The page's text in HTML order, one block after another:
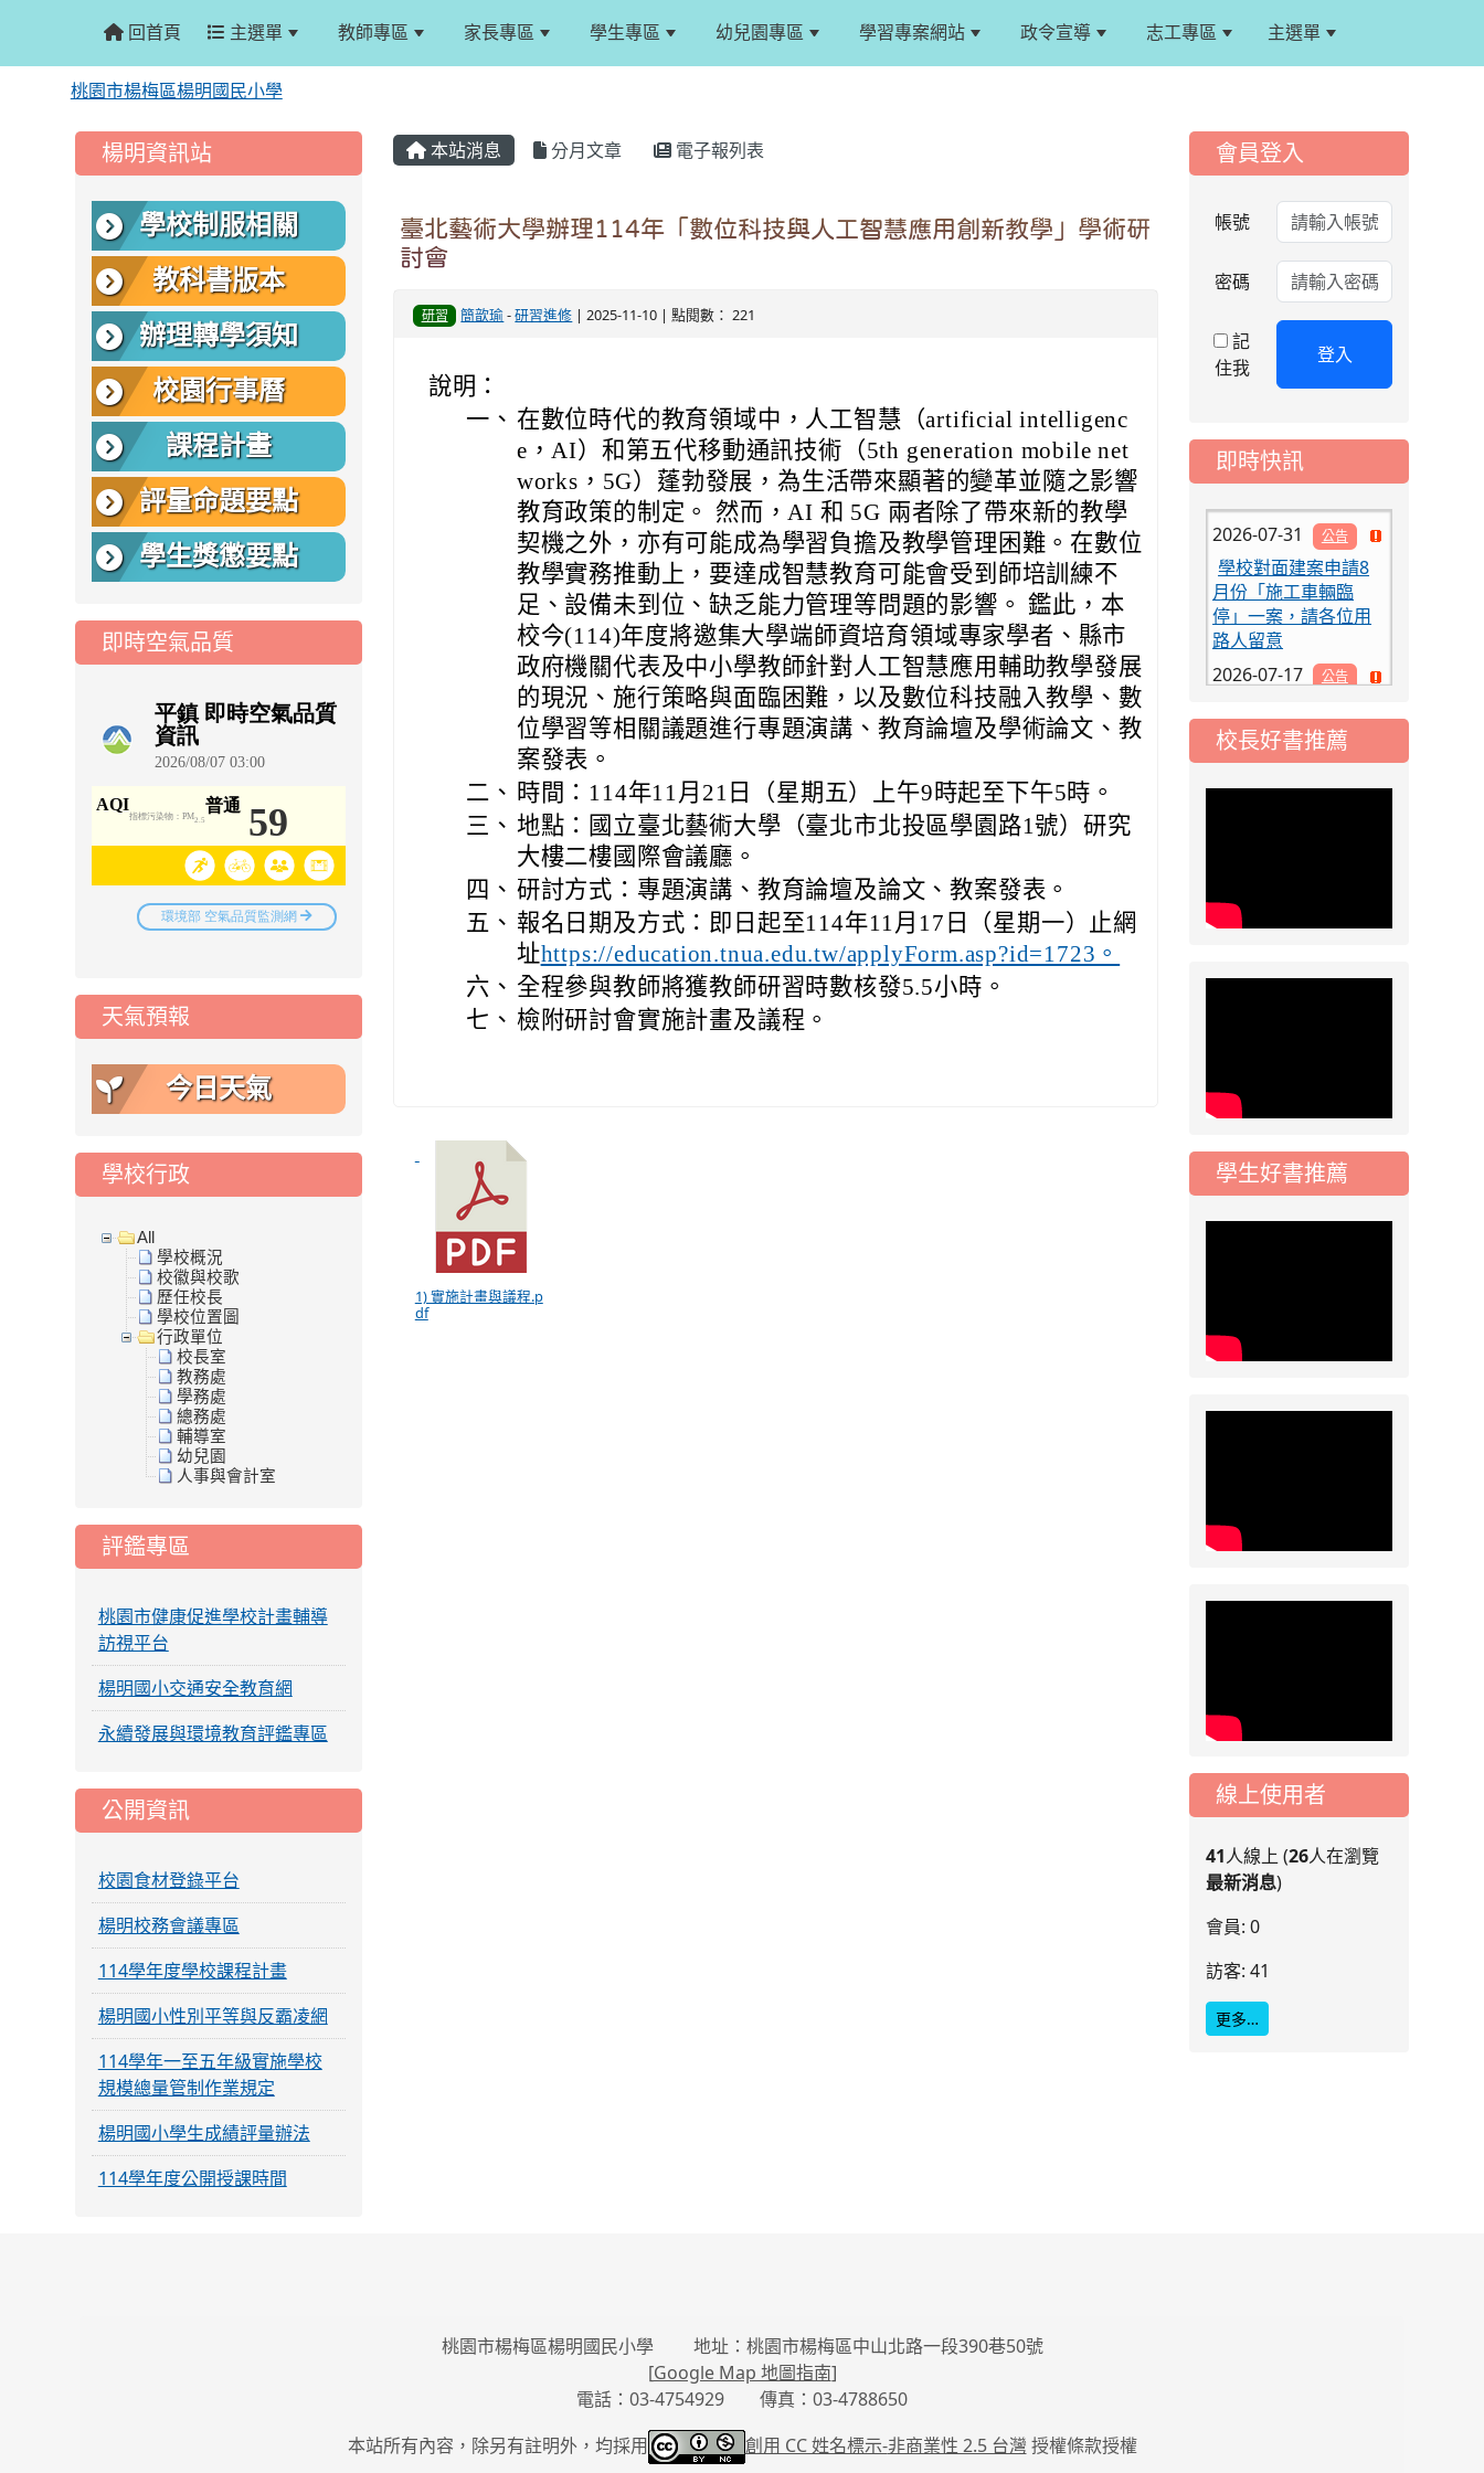
回首頁 主選單 教師專區 家長專區 學生專區 幼兒園專區 學習專案網站 政令宣導 志工專區 主選單
桃園市楊梅區楊明國民小學
本站消息 分月文章 電子報列表
臺北藝術大學辦理114年「數位科技與人工智慧應用創新教學」學術研
討會
研習 簡歆瑜-研習進修 | 2025-11-10 | 點閱數： 221
說明：
一、 在數位時代的教育領域中，人工智慧（artificial intelligenc
e，AI）和第五代移動通訊技術（5th generation mobile net
works，5G）蓬勃發展，為生活帶來顯著的變革並隨之影響
教育政策的制定。 然而，AI 和 5G 兩者除了帶來新的教學
契機之外，亦有可能成為學習負擔及教學管理困難。在數位
教學實務推動上，要達成智慧教育可能會受到師培訓練不
足、設備未到位、缺乏能力管理等問題的影響。 鑑此，本
校今(114)年度將邀集大學端師資培育領域專家學者、縣市
政府機關代表及中小學教師針對人工智慧應用輔助教學發展
的現況、施行策略與面臨困難，以及數位科技融入教學、數
位學習等相關議題進行專題演講、教育論壇及學術論文、教
案發表。
二、 時間：114年11月21日（星期五）上午9時起至下午5時。
三、 地點：國立臺北藝術大學（臺北市北投區學園路1號）研究
大樓二樓國際會議廳。
四、 研討方式：專題演講、教育論壇及論文、教案發表。
五、 報名日期及方式：即日起至114年11月17日（星期一）止網
址https://education.tnua.edu.tw/applyForm.asp?id=1723。
六、 全程參與教師將獲教師研習時數核發5.5小時。
七、 檢附研討會實施計畫及議程。
1) 實施計畫與議程.p
df
::: 楊明資訊站
學校制服相關
教科書版本
辦理轉學須知
校園行事曆
課程計畫
評量命題要點
學生獎懲要點
即時空氣品質
天氣預報
今日天氣
學校行政
All
學校概況
校徽與校歌
歷任校長
學校位置圖
行政單位
校長室
教務處
學務處
總務處
輔導室
幼兒園
人事與會計室
評鑑專區
桃園市健康促進學校計畫輔導
訪視平台
楊明國小交通安全教育網
永續發展與環境教育評鑑專區
公開資訊
校園食材登錄平台
楊明校務會議專區
114學年度學校課程計畫
楊明國小性別平等與反霸凌網
114學年一至五年級實施學校
規模總量管制作業規定
楊明國小學生成績評量辦法
114學年度公開授課時間
::: 會員登入
帳號
密碼
記
住我
登入
即時快訊
115年桃園市運動會國
小游泳比賽楊梅區代
表選手服裝領取通知
2026-08-05
重要
115學年度課後照顧
服務班教師甄選簡章
2026-08-03
重要
五年級常態編班結果
公告
2026-07-31
公告
學校對面建案申請8
月份「施工車輛臨
停」一案，請各位用
路人留意
2026-07-17
公告-115年桃園市運
梅區代表選手 集訓及
比賽通知
2026-08-06
公告
115學年度課後照顧
2026-08-03
2026-07-31
月份「施工車輛臨
停」一案，請各位用
比賽通知
校長好書推薦
學生好書推薦
線上使用者
41人線上 (26人在瀏覽
最新消息)
會員: 0
訪客: 41
更多…
桃園市楊梅區楊明國民小學 地址：桃園市楊梅區中山北路一段390巷50號
[Google Map 地圖指南]
電話：03-4754929 傳真：03-4788650
本站所有內容，除另有註明外，均採用
創用 CC 姓名標示-非商業性 2.5 台灣 授權條款授權